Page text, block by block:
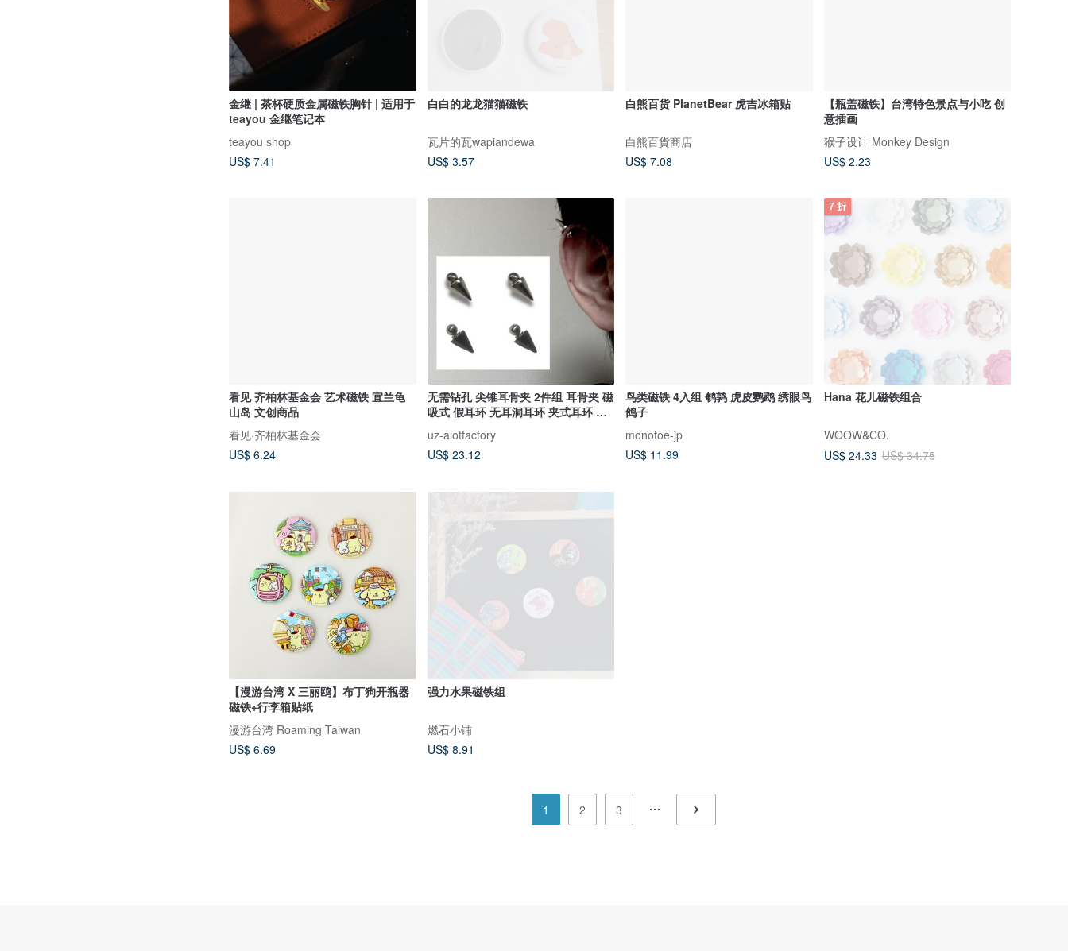
金继 | 茶杯硬质金属磁铁胸针 | 适用于
teayou 金继笔记本
teayou shop
US$ 7.41
白白的龙龙猫猫磁铁
瓦片的瓦wapiandewa
US$ 3.57
白熊百货 PlanetBear 虎吉冰箱贴
白熊百貨商店
US$ 7.08
【瓶盖磁铁】台湾特色景点与小吃 创
意插画
猴子设计 Monkey Design
US$ 2.23
看见 齐柏林基金会 艺术磁铁 宜兰龟
山岛 文创商品
看见·齐柏林基金会
US$ 6.24
无需钻孔 尖锥耳骨夹 2件组 耳骨夹 磁
吸式 假耳环 无耳洞耳环 夹式耳环 辣
妹系 量产型
uz-alotfactory
US$ 23.12
鸟类磁铁 4入组 鹌鹑 虎皮鹦鹉 绣眼鸟
鸽子
monotoe-jp
US$ 11.99
7 折
Hana 花儿磁铁组合
WOOW&CO.
US$ 24.33 US$ 34.75
【漫游台湾 X 三丽鸥】布丁狗开瓶器
磁铁+行李箱贴纸
漫游台湾 Roaming Taiwan
US$ 6.69
强力水果磁铁组
燃石小铺
US$ 8.91
1 2 3